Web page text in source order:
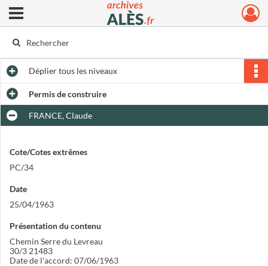
Archives municipales d'Alès
Ouvrir le menu déroulant
Dépliertous les niveaux
Permis de construire
FRANCE, Claude
Cote/Cotes extrêmes
PC/34
Date
25/04/1963
Présentation du contenu
Chemin Serre du Levreau
30/3 21483
Date de l'accord: 07/06/1963